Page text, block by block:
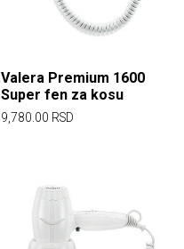
Valera Premium 1600
Super fen za kosu
9,780.00 RSD